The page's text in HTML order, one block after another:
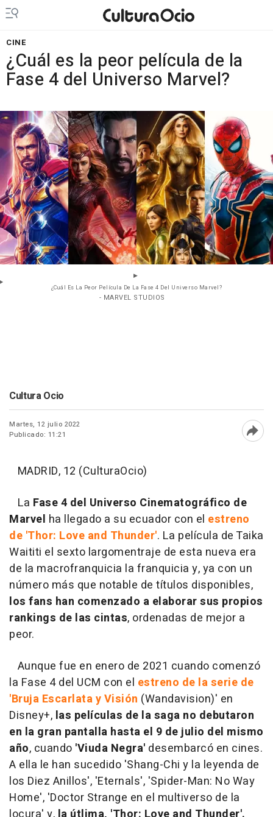
CINE
¿Cuál es la peor película de la
Fase 4 del Universo Marvel?
¿Cuál Es La Peor Película De La Fase 4 Del Universo Marvel?
- MARVEL STUDIOS
Cultura Ocio
Martes, 12 julio 2022
Publicado: 11:21
MADRID, 12 (CulturaOcio)
La Fase 4 del Universo Cinematográfico de
Marvel ha llegado a su ecuador con el estreno
de 'Thor: Love and Thunder'. La película de Taika
Waititi el sexto largomentraje de esta nueva era
de la macrofranquicia la franquicia y, ya con un
número más que notable de títulos disponibles,
los fans han comenzado a elaborar sus propios
rankings de las cintas, ordenadas de mejor a
peor.
Aunque fue en enero de 2021 cuando comenzó
la Fase 4 del UCM con el estreno de la serie de
'Bruja Escarlata y Visión (Wandavision)' en
Disney+, las películas de la saga no debutaron
en la gran pantalla hasta el 9 de julio del mismo
año, cuando 'Viuda Negra' desembarcó en cines.
A ella le han sucedido 'Shang-Chi y la leyenda de
los Diez Anillos', 'Eternals', 'Spider-Man: No Way
Home', 'Doctor Strange en el multiverso de la